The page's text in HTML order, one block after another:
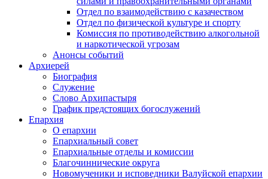
Отдел по взаимодействию с казачеством
Отдел по физической культуре и спорту
Комиссия по противодействию алкогольной
и наркотической угрозам
Анонсы событий
Архиерей
Биография
Служение
Слово Архипастыря
График предстоящих богослужений
Епархия
О епархии
Епархиальный совет
Епархиальные отделы и комиссии
Благочиннические округа
Новомученики и исповедники Валуйской епархии